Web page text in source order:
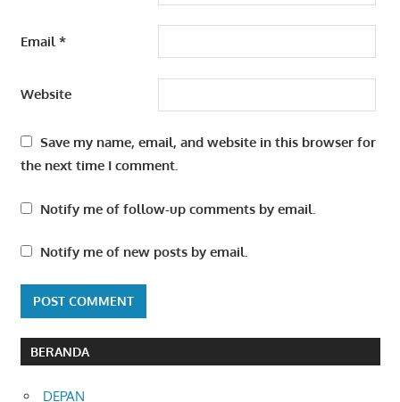
Email*
Website
Save my name, email, and website in this browser for
the next time I comment.
Notify me of follow-up comments by email.
Notify me of new posts by email.
BERANDA
DEPAN